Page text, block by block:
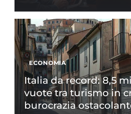
ECONOMIA
Italia da record: 8,5
vuote tra turismo in
burocrazia